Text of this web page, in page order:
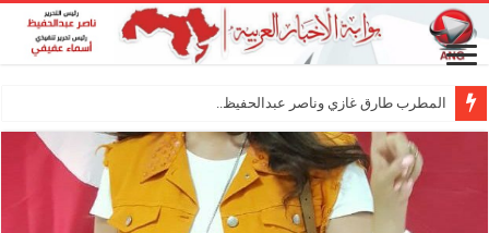
المطرب طارق غازي وناصر عبدالحفيظ.. شراكة فنية